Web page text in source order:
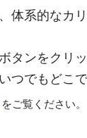
系的なカ
ンをクリ
でもどこ
をご覧ください。